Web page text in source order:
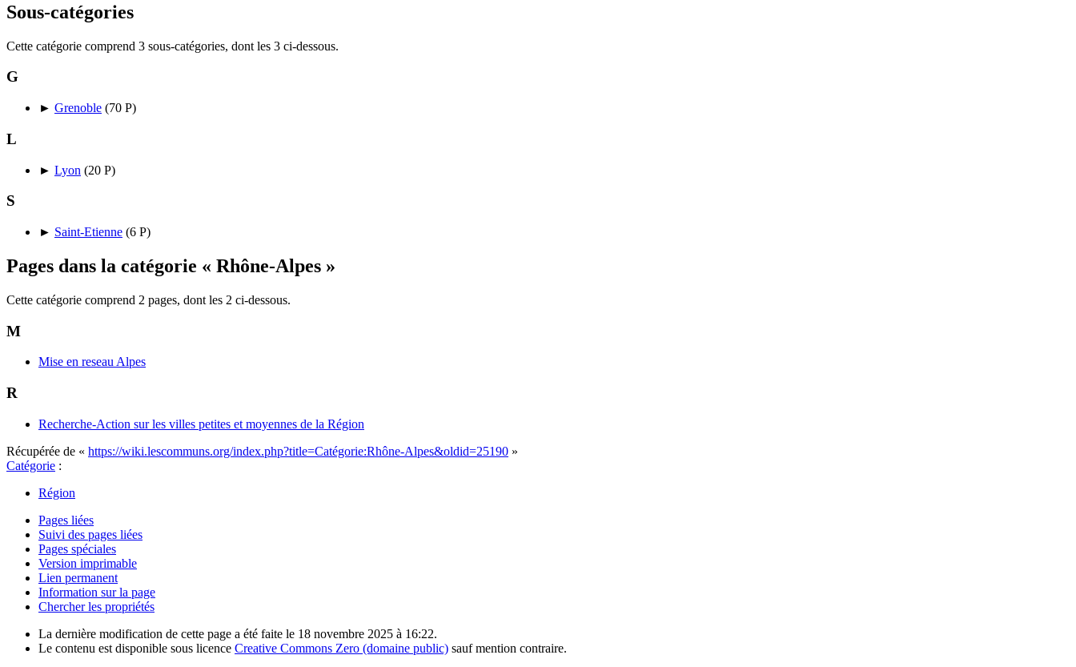
Sous-catégories
Cette catégorie comprend 3 sous-catégories, dont les 3 ci-dessous.
G
► Grenoble (70 P)
L
► Lyon (20 P)
S
► Saint-Etienne (6 P)
Pages dans la catégorie « Rhône-Alpes »
Cette catégorie comprend 2 pages, dont les 2 ci-dessous.
M
Mise en reseau Alpes
R
Recherche-Action sur les villes petites et moyennes de la Région
Récupérée de « https://wiki.lescommuns.org/index.php?title=Catégorie:Rhône-Alpes&oldid=25190 »
Catégorie :
Région
Pages liées
Suivi des pages liées
Pages spéciales
Version imprimable
Lien permanent
Information sur la page
Chercher les propriétés
La dernière modification de cette page a été faite le 18 novembre 2025 à 16:22.
Le contenu est disponible sous licence Creative Commons Zero (domaine public) sauf mention contraire.